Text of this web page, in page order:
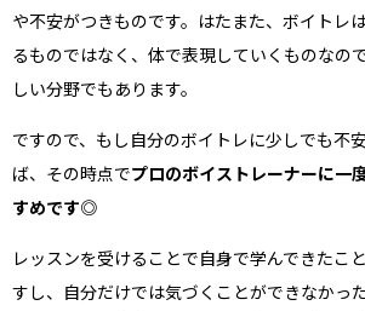
や不安がつきものです。はたまた、ボイトレ
るものではなく、体で表現していくものなの
しい分野でもあります。
ですので、もし自分のボイトレに少しでも不
ば、その時点でプロのボイストレーナーに一
すめです◎
レッスンを受けることで自身で学んできたこ
すし、自分だけでは気づくことができなかっ